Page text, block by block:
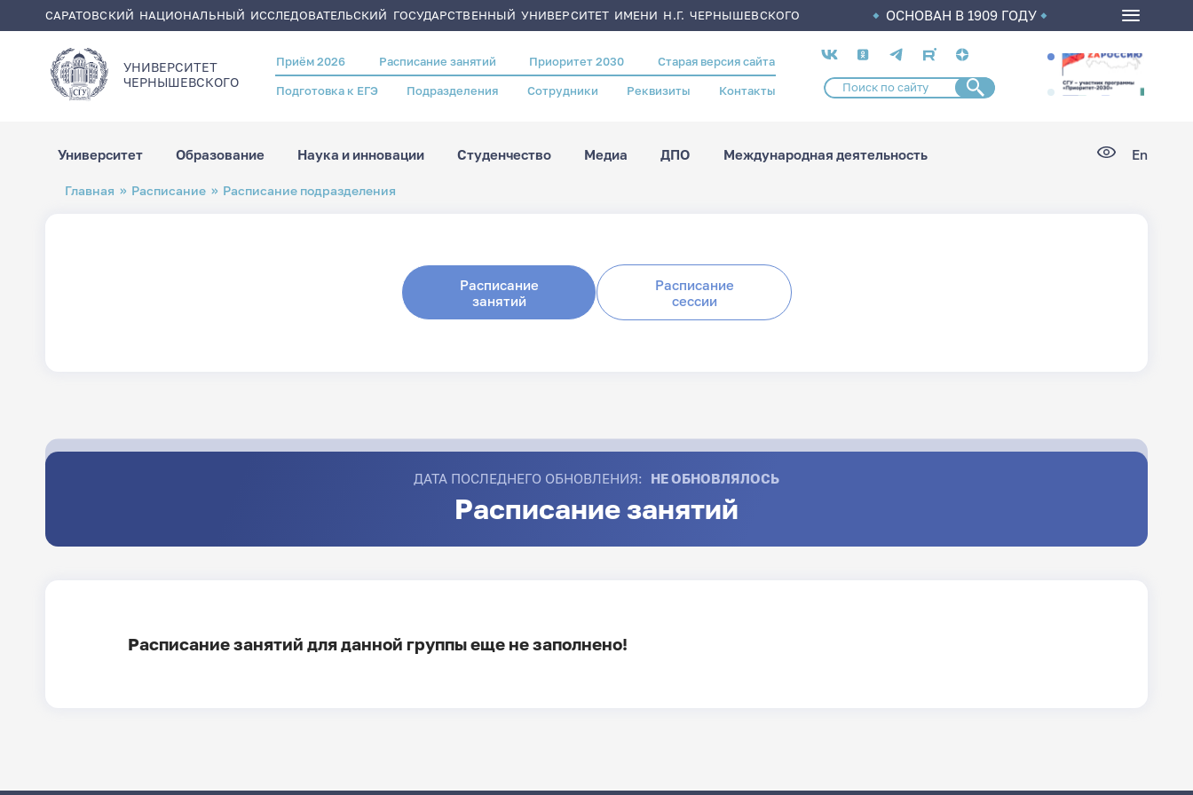
САРАТОВСКИЙ НАЦИОНАЛЬНЫЙ ИССЛЕДОВАТЕЛЬСКИЙ ГОСУДАРСТВЕННЫЙ УНИВЕРСИТЕТ ИМЕНИ Н.Г. ЧЕРНЫШЕВСКОГО ОСНОВАН В 1909 ГОДУ
УНИВЕРСИТЕТ
ЧЕРНЫШЕВСКОГO
Header
menu
Приём 2026 Расписание занятий Приоритет 2030 Старая версия сайта
Подготовка к ЕГЭ Подразделения Сотрудники Реквизиты Контакты
Социальные
сети
Университет Образование Наука и инновации Студенчество Медиа ДПО Международная деятельность En
Строка
навигации
Главная Расписание Расписание подразделения
Расписание
занятий
Расписание
сессии
ДАТА ПОСЛЕДНЕГО ОБНОВЛЕНИЯ: НЕ ОБНОВЛЯЛОСЬ
Расписание занятий
Расписание занятий для данной группы еще не заполнено!